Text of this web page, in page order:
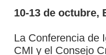
10-13 de octubre,
La Conferencia de
CMI y el Consejo